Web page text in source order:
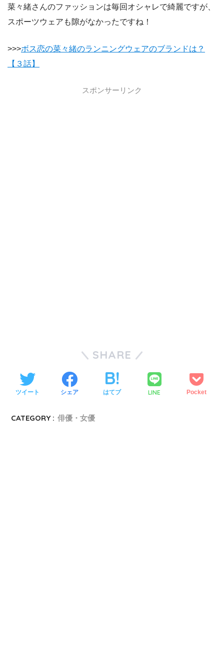
菜々緒さんのファッションは毎回オシャレで綺麗ですが、
スポーツウェアも隙がなかったですね！
>>>ボス恋の菜々緒のランニングウェアのブランドは？
【３話】
スポンサーリンク
SHARE
ツイート シェア はてブ LINE Pocket
CATEGORY : 俳優・女優